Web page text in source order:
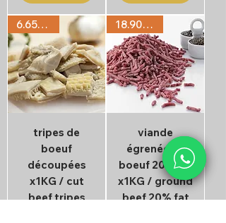
6.65€/KG
tripes de
boeuf
découpées
x1KG / cut
beef tripes
18.90€/KG
viande
égrenée de
boeuf 20%MG
x1KG / ground
beef 20% fat